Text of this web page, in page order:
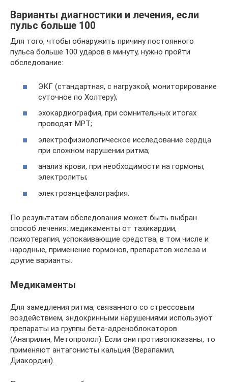
Варианты диагностики и лечения, если
пульс больше 100
Для того, чтобы обнаружить причину постоянного
пульса больше 100 ударов в минуту, нужно пройти
обследование:
ЭКГ (стандартная, с нагрузкой, мониторирование
суточное по Холтеру);
эхокардиография, при сомнительных итогах
проводят МРТ;
электрофизиологическое исследование сердца
при сложном нарушении ритма;
анализ крови, при необходимости на гормоны,
электролиты;
электроэнцефалография.
По результатам обследования может быть выбран
способ лечения: медикаменты от тахикардии,
психотерапия, успокаивающие средства, в том числе и
народные, применение гормонов, препаратов железа и
другие варианты.
Медикаменты
Для замедления ритма, связанного со стрессовым
воздействием, эндокринными нарушениями используют
препараты из группы бета-адреноблокаторов
(Анаприлин, Метопролол). Если они противопоказаны, то
применяют антагонисты кальция (Верапамил,
Диакордин).